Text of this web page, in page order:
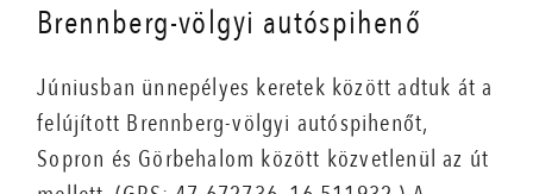
Brennberg-völgyi autóspihenő
Júniusban ünnepélyes keretek között adtuk át a
felújított Brennberg-völgyi autóspihenőt,
Sopron és Görbehalom között közvetlenül az út